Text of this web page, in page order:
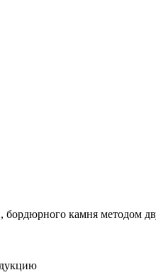
бордюрного камня методом